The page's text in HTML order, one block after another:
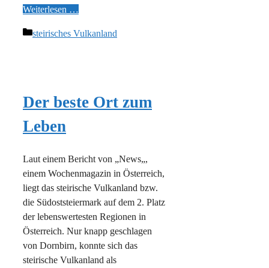
Weiterlesen …
Kategorien
steirisches Vulkanland
Der beste Ort zum
Leben
Laut einem Bericht von „News„,
einem Wochenmagazin in Österreich,
liegt das steirische Vulkanland bzw.
die Südoststeiermark auf dem 2. Platz
der lebenswertesten Regionen in
Österreich. Nur knapp geschlagen
von Dornbirn, konnte sich das
steirische Vulkanland als